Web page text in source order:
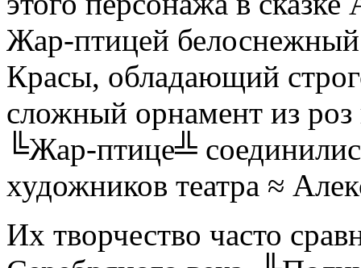
Жар-птицей
Красы, обладающий
сложный орнамент из роз
╚Жар-птице╩
художников театра ≈
Их творчество часто